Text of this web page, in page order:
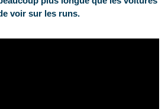
voir sur les runs.